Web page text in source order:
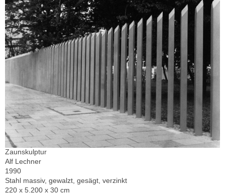
Zaunskulptur
Alf Lechner
1990
Stahl massiv, gewalzt, gesägt, verzinkt
220 x 5.200 x 30 cm